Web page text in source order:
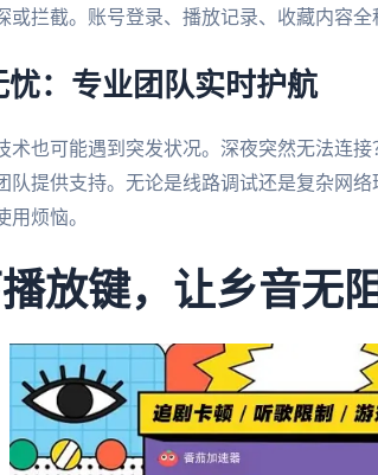
或拦截。账号登录、播放记录、收藏内容
忧：专业团队实时护航
术也可能遇到突发状况。深夜突然无法连接
队提供支持。无论是线路调试还是复杂网
用烦恼。
放键，让乡音无